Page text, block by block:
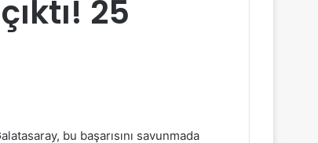
25
bu başarısını savunmada